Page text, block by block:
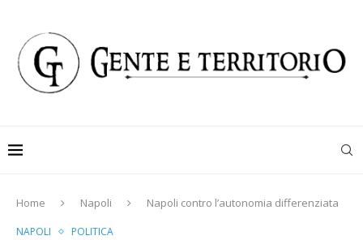
Home Napoli Napoli contro l’autonomia differenziata
NAPOLI POLITICA